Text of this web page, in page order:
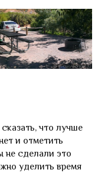
что лучше
и отметить
не сделали это
уделить время